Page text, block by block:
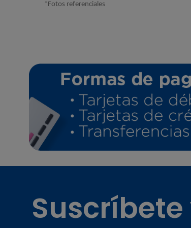
*Fotos referenciales